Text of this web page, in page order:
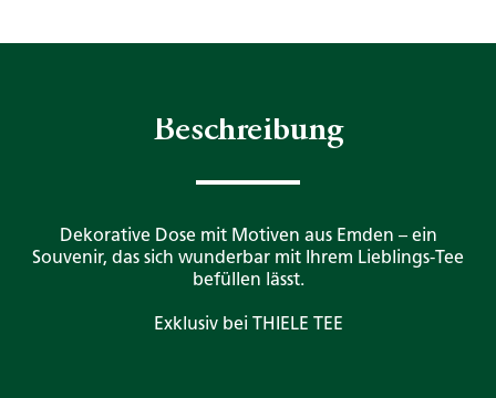
Beschreibung
Dekorative Dose mit Motiven aus Emden – ein
Souvenir, das sich wunderbar mit Ihrem Lieblings-Tee
befüllen lässt.
Exklusiv bei THIELE TEE